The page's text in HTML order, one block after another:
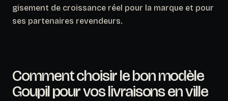
gisement de croissance réel pour la marque et pour
ses partenaires revendeurs.
Comment choisir le bon modèle
Goupil pour vos livraisons en ville